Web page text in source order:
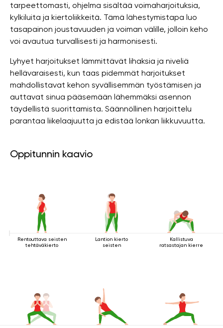
tarpeettomasti, ohjelma sisältää voimaharjoituksia,
kylkiluita ja kiertoliikkeitä. Tämä lähestymistapa luo
tasapainon joustavuuden ja voiman välille, jolloin keho
voi avautua turvallisesti ja harmonisesti.
Lyhyet harjoitukset lämmittävät lihaksia ja niveliä
hellävaraisesti, kun taas pidemmät harjoitukset
mahdollistavat kehon syvällisemmän työstämisen ja
auttavat sinua pääsemään lähemmäksi asennon
täydellistä suorittamista. Säännöllinen harjoittelu
parantaa liikelaajuutta ja edistää lonkan liikkuvuutta.
Oppitunnin kaavio
Rentouttava seisten
tehtäväkierto
Lantion kierto
seisten
Kallistuva
ratsastajan kierre